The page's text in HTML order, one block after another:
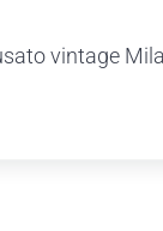
vintage